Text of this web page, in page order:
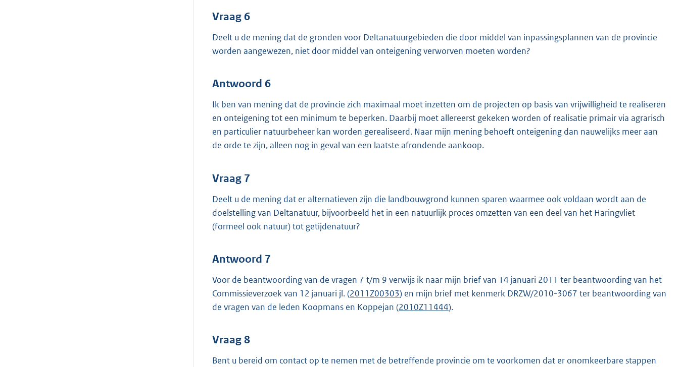
Vraag 6
Deelt u de mening dat de gronden voor Deltanatuurgebieden die door middel van inpassingsplannen van de provincie
worden aangewezen, niet door middel van onteigening verworven moeten worden?
Antwoord 6
Ik ben van mening dat de provincie zich maximaal moet inzetten om de projecten op basis van vrijwilligheid te realiseren
en onteigening tot een minimum te beperken. Daarbij moet allereerst gekeken worden of realisatie primair via agrarisch
en particulier natuurbeheer kan worden gerealiseerd. Naar mijn mening behoeft onteigening dan nauwelijks meer aan
de orde te zijn, alleen nog in geval van een laatste afrondende aankoop.
Vraag 7
Deelt u de mening dat er alternatieven zijn die landbouwgrond kunnen sparen waarmee ook voldaan wordt aan de
doelstelling van Deltanatuur, bijvoorbeeld het in een natuurlijk proces omzetten van een deel van het Haringvliet
(formeel ook natuur) tot getijdenatuur?
Antwoord 7
Voor de beantwoording van de vragen 7 t/m 9 verwijs ik naar mijn brief van 14 januari 2011 ter beantwoording van het
Commissieverzoek van 12 januari jl. (2011Z00303) en mijn brief met kenmerk DRZW/2010-3067 ter beantwoording van
de vragen van de leden Koopmans en Koppejan (2010Z11444).
Vraag 8
Bent u bereid om contact op te nemen met de betreffende provincie om te voorkomen dat er onomkeerbare stappen